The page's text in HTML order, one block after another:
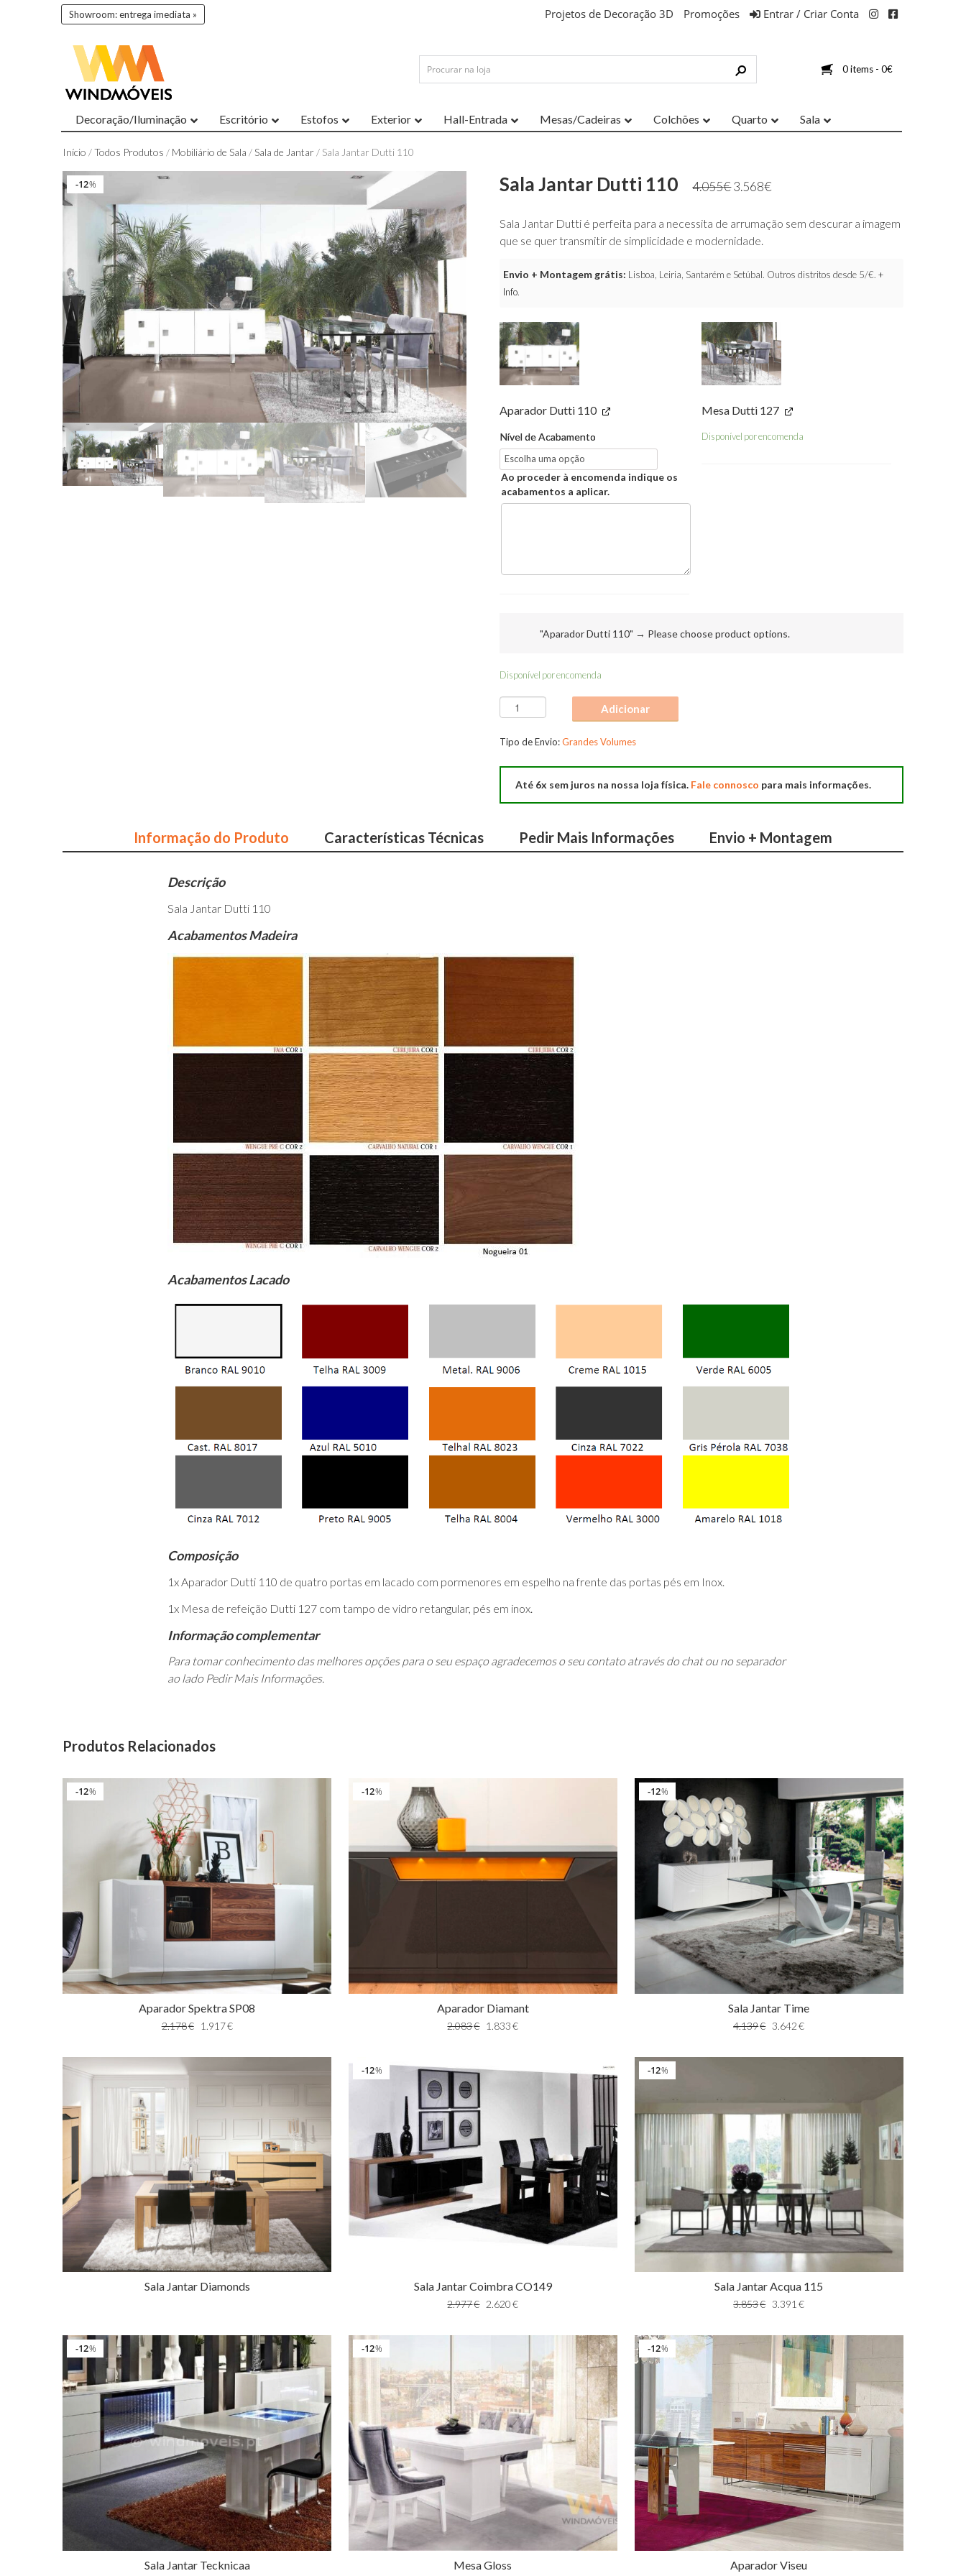
Showroom: entrega imediata » Projetos de Decoração 3D Promoções Entrar / Criar Conta
0 items - 0€
Decoração/Iluminação Escritório Estofos Exterior Hall-Entrada Mesas/Cadeiras Colchões Quarto Sala
Início /Todos Produtos / Mobiliário de Sala / Sala de Jantar/ Sala Jantar Dutti 110
%
12%
12 Sala Jantar Dutti 110 4.055€3.568€
Sala Jantar Dutti é perfeita para a necessita de arrumação sem descurar a imagem
que se quer transmitir de simplicidade e modernidade.
Envio + Montagem grátis: Lisboa, Leiria, Santarém e Setúbal. Outros distritos desde 5/€.+
Info.
Aparador Dutti 110
Nível de Acabamento
Ao proceder à encomenda indique os
acabamentos a aplicar.
Mesa Dutti 127
Disponível por encomenda
"Aparador Dutti 110" → Please choose product options.
Disponível por encomenda
Quantidade
de
Sala
110
Adicionar
Tipo de Envio:Grandes Volumes
Até 6x sem juros na nossa loja física. Fale connosco para mais informações.
Informação do Produto Características Técnicas Pedir Mais Informações Envio + Montagem
Descrição
Sala Jantar Dutti 110
Acabamentos Madeira
Acabamentos Lacado
Composição
1x Aparador Dutti 110 de quatro portas em lacado com pormenores em espelho na frente das portas pés em Inox.
1x Mesa de refeição Dutti 127 com tampo de vidro retangular, pés em inox.
Informação complementar
Para tomar conhecimento das melhores opções para o seu espaço agradecemos o seu contato através do chat ou no separador
ao lado Pedir Mais Informações.
Produtos Relacionados
%
12
Aparador Spektra SP08
2.178€ 1.917€
%
12
Aparador Diamant
2.083€ 1.833 €
%
12
Sala Jantar Time
4.139€ 3.642€
Sala Jantar Diamonds
%
12
Sala Jantar Coimbra CO149
2.977€ 2.620 €
%
12
Sala Jantar Acqua 115
3.853€ 3.391 €
%
12
Sala Jantar Tecknicaa
%
12
Mesa Gloss
%
12
Aparador Viseu